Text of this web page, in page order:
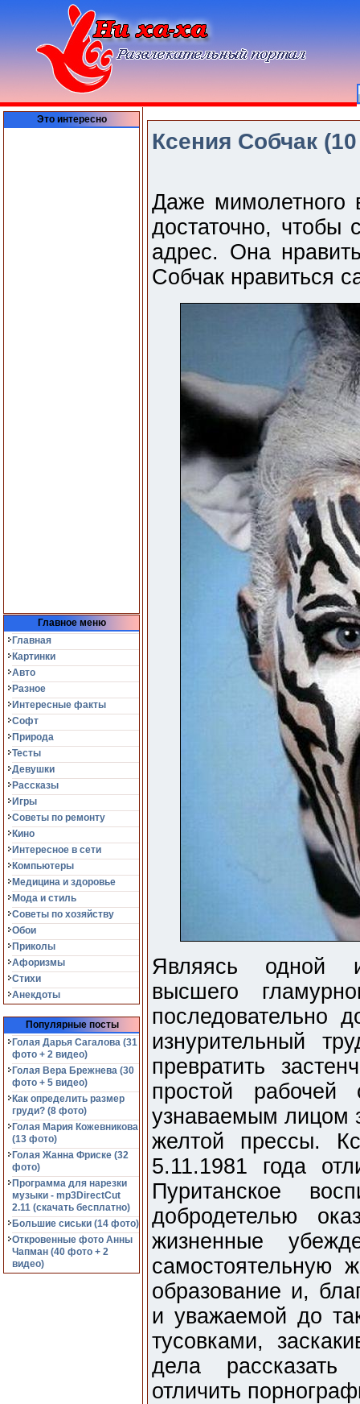
Это интересно
Главное меню
Главная
Картинки
Авто
Разное
Интересные факты
Софт
Природа
Тесты
Девушки
Рассказы
Игры
Советы по ремонту
Кино
Интересное в сети
Компьютеры
Медицина и здоровье
Мода и стиль
Советы по хозяйству
Обои
Приколы
Афоризмы
Стихи
Анекдоты
Популярные посты
Голая Дарья Сагалова (31
фото + 2 видео)
Голая Вера Брежнева (30
фото + 5 видео)
Как определить размер
груди? (8 фото)
Голая Мария Кожевникова
(13 фото)
Голая Жанна Фриске (32
фото)
Программа для нарезки
музыки - mp3DirectCut
2.11 (cкачать бесплатно)
Большие сиськи (14 фото)
Откровенные фото Анны
Чапман (40 фото + 2
видео)
Ксения Собчак
Даже мимолетного
достаточно, чтобы
адрес. Она
Собчак нравиться
Являясь одной
высшего
последовательно
изнурительный
превратить
простой
узнаваемым лицом
желтой прессы.
5.11.1981 года
Пуританское
добродетелью
жизненные
самостоятельную
образование и,
и уважаемой до
тусовками,
дела
отличить